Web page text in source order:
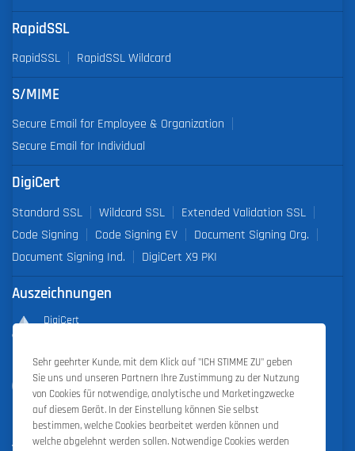
RapidSSL
RapidSSL RapidSSL Wildcard
S/MIME
Secure Email for Employee & Organization
Secure Email for Individual
DigiCert
Standard SSL Wildcard SSL
Extended Validation SSL
Code Signing
Code Signing EV
Document Signing Org.
Document Signing Ind.
DigiCert X9 PKI
Auszeichnungen
DigiCert
Outstanding Sales Performance Award 2018, 2019, 2020, 2021,
2022
Sehr geehrter Kunde, mit dem Klick auf "ICH STIMME ZU" geben
Sie uns und unseren Partnern Ihre Zustimmung zu der Nutzung
von Cookies für notwendige, analytische und Marketingzwecke
auf diesem Gerät. In der Einstellung können Sie selbst
bestimmen, welche Cookies bearbeitet werden können und
welche abgelehnt werden sollen. Notwendige Cookies werden